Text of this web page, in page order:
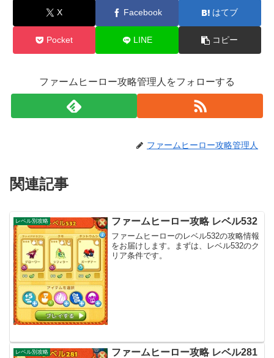
X Facebook はてブ
Pocket LINE コピー
ファームヒーロー攻略管理人をフォローする
ファームヒーロー攻略管理人
関連記事
レベル別攻略 ファームヒーロー攻略 レベル532
ファームヒーローのレベル532の攻略情報
をお届けします。まずは、レベル532のク
リア条件です。
レベル別攻略 ファームヒーロー攻略 レベル281